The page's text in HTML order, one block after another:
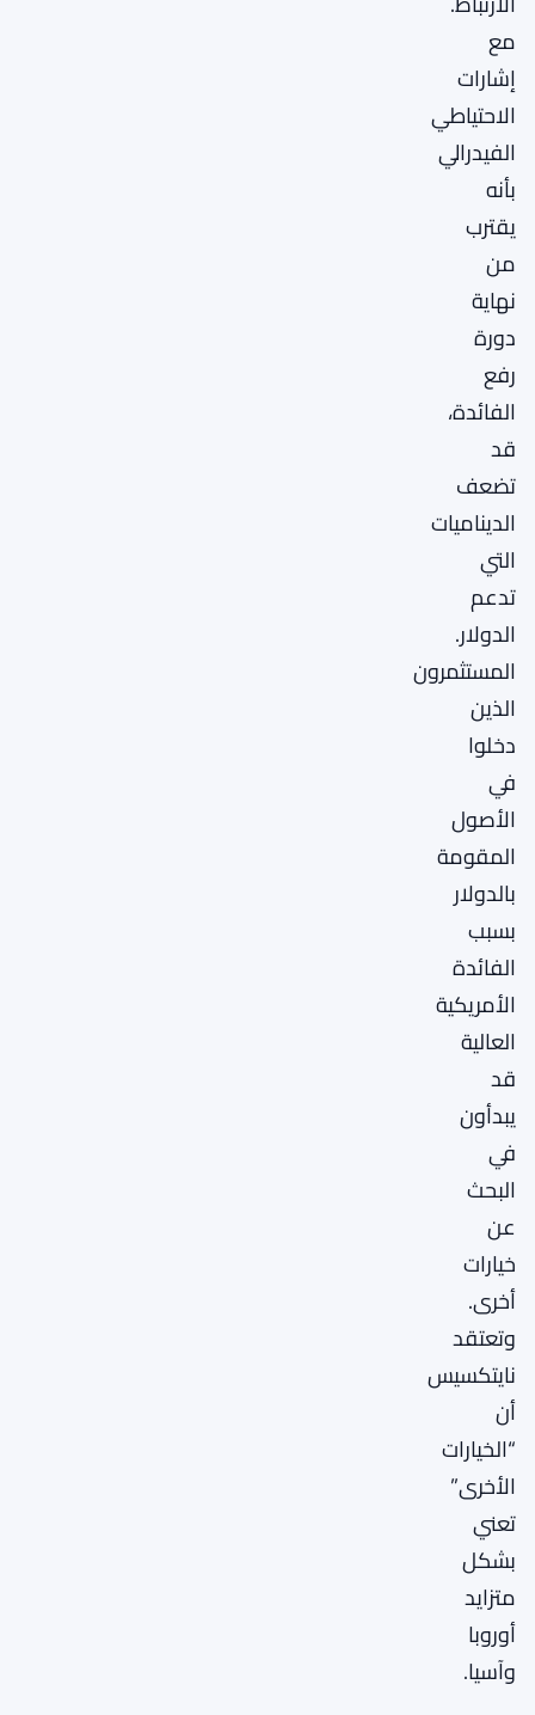
مع
إشارات
الاحتياطي
الفيدرالي
بأنه
يقترب
من
نهاية
دورة
رفع
الفائدة،
قد
تضعف
الديناميات
التي
تدعم
الدولار.
المستثمرون
الذين
دخلوا
في
الأصول
المقومة
بالدولار
بسبب
الفائدة
الأمريكية
العالية
قد
يبدأون
في
البحث
عن
خيارات
أخرى.
وتعتقد
نايتكسيس
أن
“الخيارات
الأخرى”
تعني
بشكل
متزايد
أوروبا
وآسيا.